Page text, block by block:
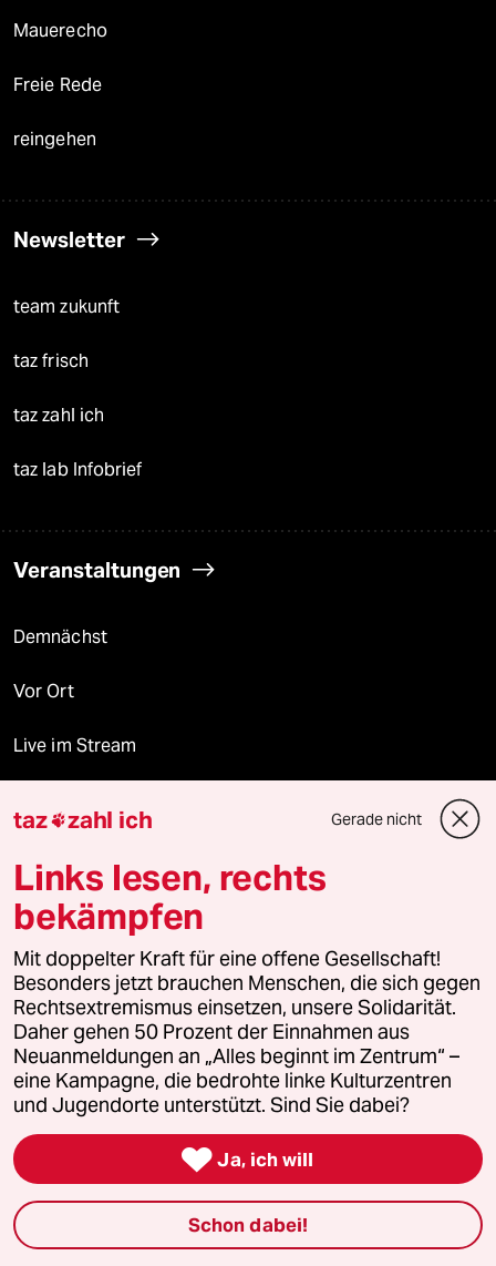
Mauerecho
Freie Rede
reingehen
Newsletter
team zukunft
taz frisch
taz zahl ich
taz lab Infobrief
Veranstaltungen
Demnächst
Vor Ort
Live im Stream
Mehr taz Lesestoff
taz Blogs
taz FUTURZWEI
Le Monde diplomatique
taz Archiv
taz zahl ich Gerade nicht
Links lesen, rechts
bekämpfen
Mit doppelter Kraft für eine offene Gesellschaft!
Besonders jetzt brauchen Menschen, die sich gegen
Rechtsextremismus einsetzen, unsere Solidarität.
Daher gehen 50 Prozent der Einnahmen aus
Neuanmeldungen an „Alles beginnt im Zentrum“ –
eine Kampagne, die bedrohte linke Kulturzentren
und Jugendorte unterstützt. Sind Sie dabei?
 Ja, ich will
Schon dabei!